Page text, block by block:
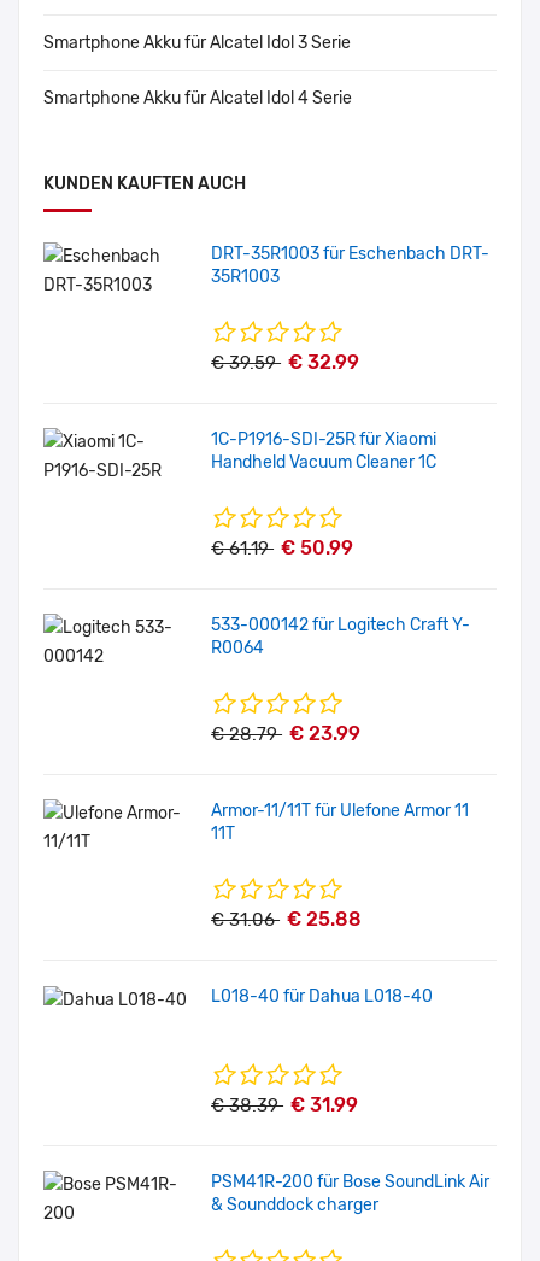
Smartphone Akku für Alcatel Idol 3 Serie
Smartphone Akku für Alcatel Idol 4 Serie
KUNDEN KAUFTEN AUCH
DRT-35R1003 für Eschenbach DRT-
35R1003
€ 39.59 € 32.99
1C-P1916-SDI-25R für Xiaomi
Handheld Vacuum Cleaner 1C
€ 61.19 € 50.99
533-000142 für Logitech Craft Y-
R0064
€ 28.79 € 23.99
Armor-11/11T für Ulefone Armor 11
11T
€ 31.06 € 25.88
L018-40 für Dahua L018-40
€ 38.39 € 31.99
PSM41R-200 für Bose SoundLink Air
& Sounddock charger